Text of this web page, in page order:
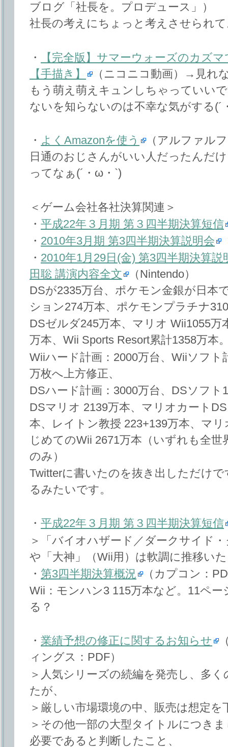
ブログ「社長を。プロデュース」）
社長の考えにちょっと考えさせられ
・
【完全版】サマーウォーズのカズ
【手描き】
（ニコニコ動画）→見れ
もう萌え萌えキュンしちゃっていい
ないを知らないのは不幸な気がする(´
・ よくAmazonを使う
（アルファル
日通のおじさんがいい人だったんだ
ってなぁ(´・ω・`)
＜ゲーム会社各社決算関連＞
・ 平成22年３月期 第３四半期決算短信
・ 2010年3月期 第3四半期決算説明会
・ 2010年1月29日(金) 第3四半期決算
田聡 講演内容全文
（Nintendo）
DSが2335万台、ポケモン金銀が日本
ション274万本、ポケモンプラチナ
DSゼルダ245万本、マリオ Wii1055万
万本、Wii Sports Resort累計1358万本
Wiiハード計画：2000万台、Wiiソフ
万枚へ上方修正、
DSハード計画：3000万台、DSソフト
DSマリオ 2139万本、マリオカート
本、レイトン教授 223+139万本、マ
じめてのWii 2671万本（いずれも全
のみ）
Twitterに書いたのを抜き出しただけ
るみたいです。
・ 平成22年３月期 第３四半期決算短信
＞「バイオハザード／ダークサイド
や「大神」（Wii用）は軟調に推移い
・ 第3四半期決算概況
（カプコン：
Wii：モンハン3 115万本など。11ペ
る？
・ 業績予想の修正に関するお知らせ
ィングス：PDF）
＞人気シリーズの続編を発売し、多
たが、
＞厳しい市場環境の中、販売は想定
＞その他一部の大型タイトルにつき
必要であると判断したこと、